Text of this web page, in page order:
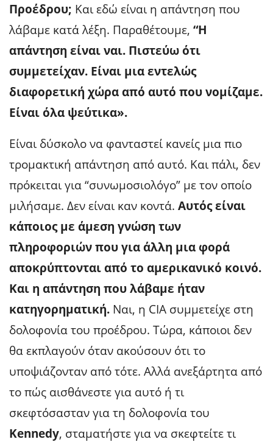
Προέδρου; Και εδώ είναι η απάντηση που
λάβαμε κατά λέξη. Παραθέτουμε, “Η
απάντηση είναι ναι. Πιστεύω ότι
συμμετείχαν. Είναι μια εντελώς
διαφορετική χώρα από αυτό που νομίζαμε.
Είναι όλα ψεύτικα».
Είναι δύσκολο να φανταστεί κανείς μια πιο
τρομακτική απάντηση από αυτό. Και πάλι, δεν
πρόκειται για “συνωμοσιολόγο” με τον οποίο
μιλήσαμε. Δεν είναι καν κοντά. Αυτός είναι
κάποιος με άμεση γνώση των
πληροφοριών που για άλλη μια φορά
αποκρύπτονται από το αμερικανικό κοινό.
Και η απάντηση που λάβαμε ήταν
κατηγορηματική. Ναι, η CIA συμμετείχε στη
δολοφονία του προέδρου. Τώρα, κάποιοι δεν
θα εκπλαγούν όταν ακούσουν ότι το
υποψιάζονταν από τότε. Αλλά ανεξάρτητα από
το πώς αισθάνεστε για αυτό ή τι
σκεφτόσασταν για τη δολοφονία του
Kennedy, σταματήστε για να σκεφτείτε τι